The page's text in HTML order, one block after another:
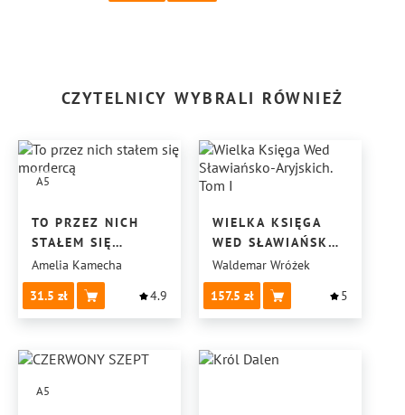
CZYTELNICY WYBRALI RÓWNIEŻ
A5
TO PRZEZ NICH
STAŁEM SIĘ
MORDERCĄ
Amelia Kamecha
31.5
4.9
WIELKA KSIĘGA
WED SŁAWIAŃSKO-
ARYJSKICH. TOM I
Waldemar Wróżek
157.5
5
A5